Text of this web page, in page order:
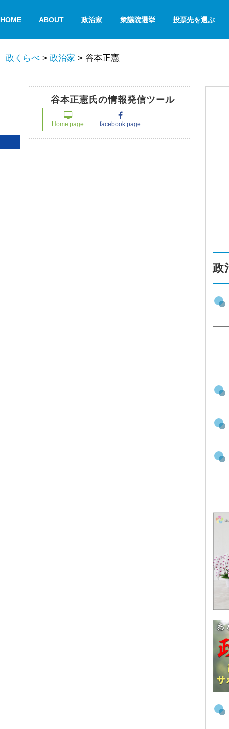
HOME ABOUT 政治家 衆議院選挙 投票先を選ぶ
政くらべ> 政治家 > 谷本正憲
谷本正憲氏の情報発信ツール
Home page facebook page
政